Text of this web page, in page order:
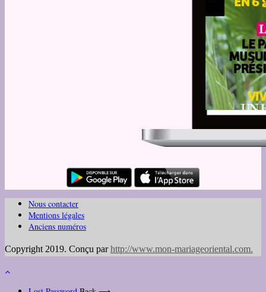
Nous contacter
Mentions légales
Anciens numéros
Copyright 2019. Conçu parhttp://www.mon-mariageoriental.com.